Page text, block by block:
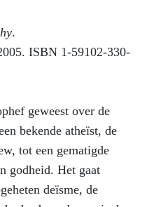
.
ISBN 1-59102-330-
geweest over de
bekende atheïst, de
tot een gematigde
godheid. Het gaat
deïsme, de